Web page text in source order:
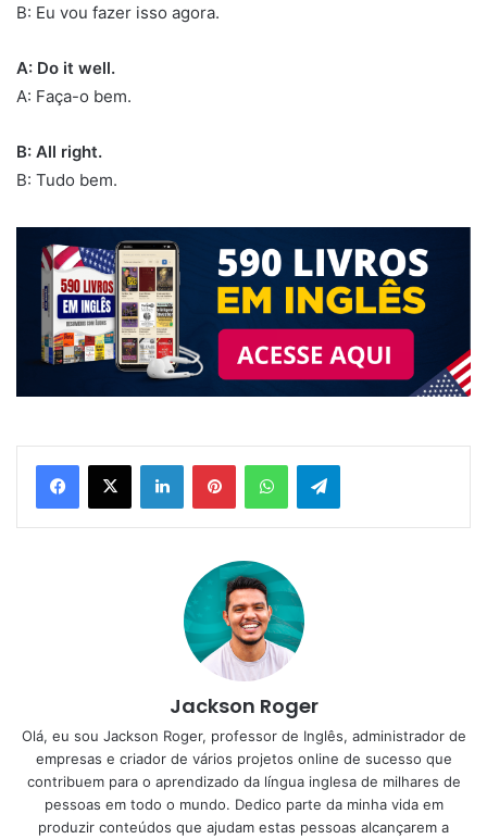
B: Eu vou fazer isso agora.
A: Do it well.
A: Faça-o bem.
B: All right.
B: Tudo bem.
LinkedinPinterestWhatsAppTelegram
Jackson Roger
Olá, eu sou Jackson Roger, professor de Inglês, administrador de
empresas e criador de vários projetos online de sucesso que
contribuem para o aprendizado da língua inglesa de milhares de
pessoas em todo o mundo. Dedico parte da minha vida em
produzir conteúdos que ajudam estas pessoas alcançarem a